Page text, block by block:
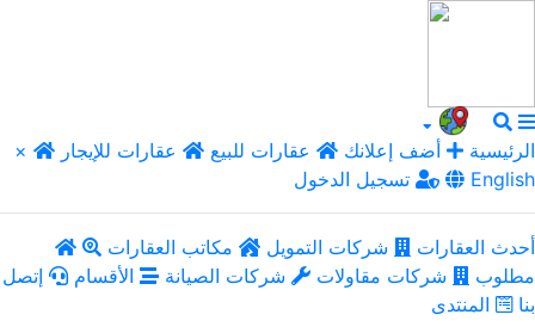
× الرئيسية أضف إعلانك عقارات للبيع
عقارات للإيجار
تسجيل الدخول
English
أحدث العقارات شركات التمويل
مكاتب العقارات
مطلوب
شركات مقاولات شركات الصيانة الأقسام
إتصل
بنا
المنتدى